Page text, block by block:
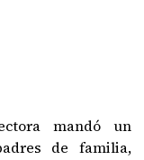
mandó un
de familia,